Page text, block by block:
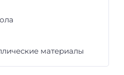
материалы